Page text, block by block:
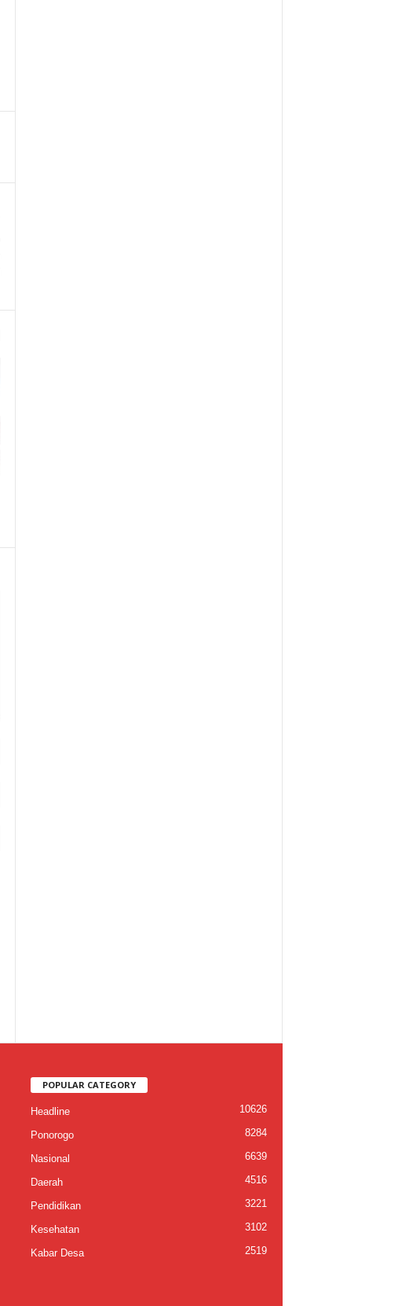
POPULAR CATEGORY
Headline 10626
Ponorogo 8284
Nasional 6639
Daerah 4516
Pendidikan 3221
Kesehatan 3102
Kabar Desa 2519